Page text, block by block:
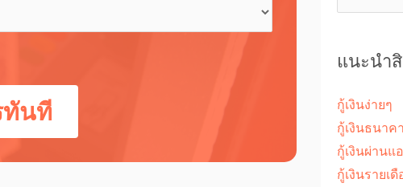
นที
แนะนำ
กู้เงินง่ายๆ
กู้เงินธนาค
กู้เงินผ่านแ
กู้เงินรายเ